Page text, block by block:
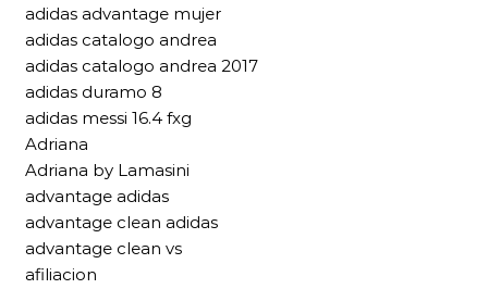
adidas advantage mujer
adidas catalogo andrea
adidas catalogo andrea 2017
adidas duramo 8
adidas messi 16.4 fxg
Adriana
Adriana by Lamasini
advantage adidas
advantage clean adidas
advantage clean vs
afiliacion